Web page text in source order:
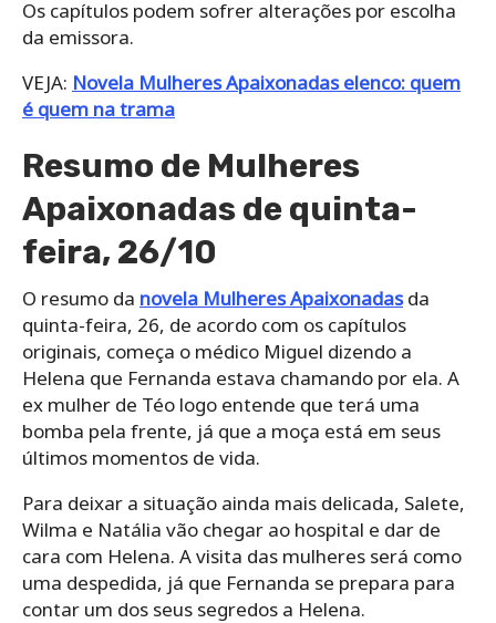
Os capítulos podem sofrer alterações por escolha
da emissora.
VEJA: Novela Mulheres Apaixonadas elenco: quem
é quem na trama
Resumo de Mulheres
Apaixonadas de quinta-
feira, 26/10
O resumo da novela Mulheres Apaixonadasda
quinta-feira, 26, de acordo com os capítulos
originais, começa o médico Miguel dizendo a
Helena que Fernanda estava chamando por ela. A
ex mulher de Téo logo entende que terá uma
bomba pela frente, já que a moça está em seus
últimos momentos de vida.
Para deixar a situação ainda mais delicada, Salete,
Wilma e Natália vão chegar ao hospital e dar de
cara com Helena. A visita das mulheres será como
uma despedida, já que Fernanda se prepara para
contar um dos seus segredos a Helena.